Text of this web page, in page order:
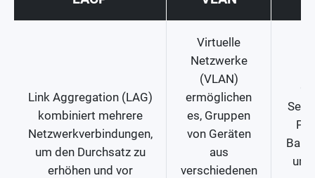
Link Aggregation (LAG)
kombiniert mehrere
Netzwerkverbindungen,
um den Durchsatz zu
erhöhen und vor
Virtuelle
Netzwerke
(VLAN)
ermöglichen
es, Gruppen
von Geräten
aus
verschiedenen
um